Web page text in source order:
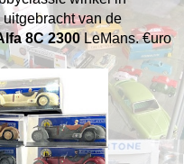
van de
8C 2300LeMans. €uro